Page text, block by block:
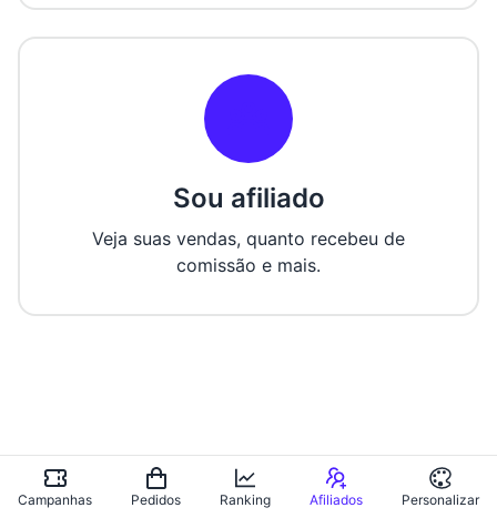
Sou afiliado
Veja suas vendas, quanto recebeu de
comissão e mais.
Campanhas Pedidos Ranking Afiliados Personalizar